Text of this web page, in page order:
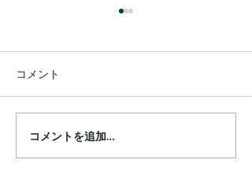
「Mindify」がDL数ランキ
ング2位獲得
コメント
コメントを追加…